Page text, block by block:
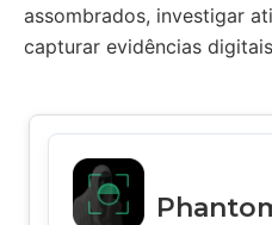
assombrados, investigar
capturar evidências